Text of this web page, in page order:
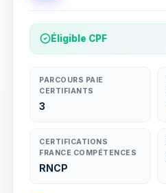
Éligible CPF
PARCOURS PAIE
CERTIFIANTS
3
CERTIFICATIONS
FRANCE COMPÉTENCES
RNCP